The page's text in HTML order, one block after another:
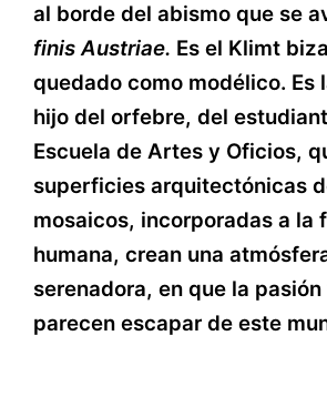
al borde del abismo que se
finis Austriae. Es el Klimt
quedado como modélico. Es
hijo del orfebre, del
Escuela de Artes y Oficios,
superficies arquitectónicas
mosaicos, incorporadas a la
humana, crean una
serenadora, en que la
parecen escapar de este